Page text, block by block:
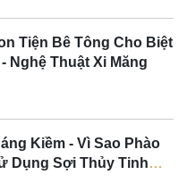
Tiện Bê Tông Cho Biệt
Nghệ Thuật Xi Măng
Kiềm - Vì Sao Phào
Dụng Sợi Thủy Tinh